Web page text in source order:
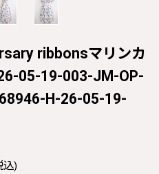
ribbonsマリンカ
05-19-003-JM-OP-
H-26-05-19-
込)